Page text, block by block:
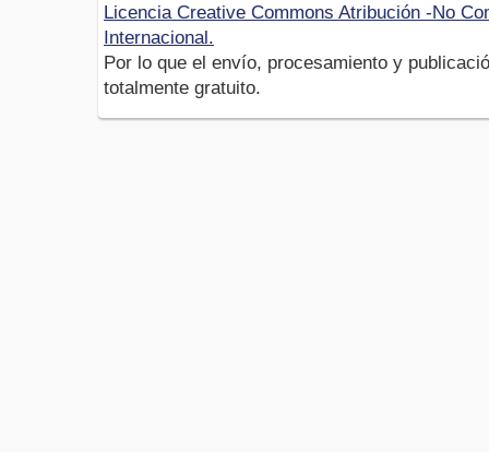
Licencia Creative Commons Atribución -No
Internacional.
Por lo que el envío, procesamiento y
totalmente gratuito.